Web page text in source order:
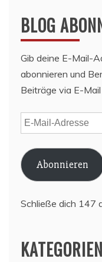
BLOG
Gib deine E-Mail-
abonnieren und
Beiträge via E-Mail
E-
Mail-
Adresse
Abonnieren
Schließe dich 147
KATEGORIEN